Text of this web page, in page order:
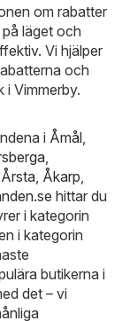
om rabatter
läget och
Vi hjälper
och
i Vimmerby.
i Åmål
Årsta Åkarp
hittar du
i kategorin
i kategorin
butikerna i
det – vi